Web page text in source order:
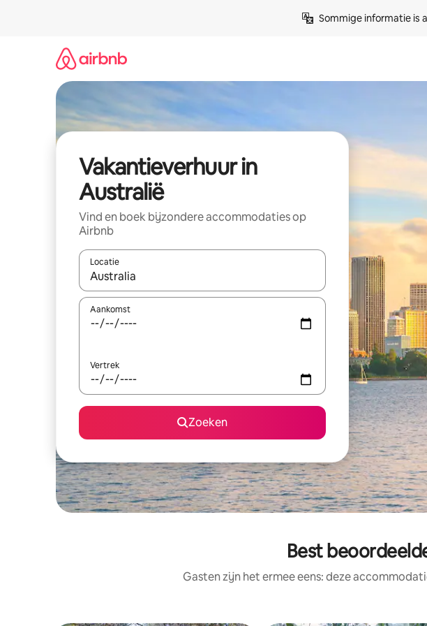
Sommige informatie is
Vakantieverhuur in
Australië
Vind en boek bijzondere accommodaties op
Airbnb
Locatie
Wanneer er suggesties beschikbaar zijn, maak je een keuze met je de
Aankomst
Vertrek
Zoeken
Best
Gasten zijn het ermee eens: deze